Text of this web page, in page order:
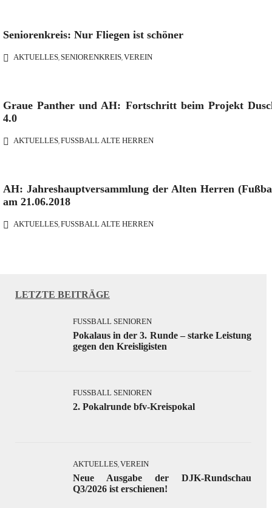
Seniorenkreis: Nur Fliegen ist schöner
AKTUELLES, SENIORENKREIS, VEREIN
Graue Panther und AH: Fortschritt beim Projekt
4.0
AKTUELLES, FUSSBALL ALTE HERREN
AH: Jahreshauptversammlung der Alten Herren
am 21.06.2018
AKTUELLES, FUSSBALL ALTE HERREN
LETZTE BEITRÄGE
FUSSBALL SENIOREN
Pokalaus in der 3. Runde – starke Leistung
gegen den Kreisligisten
FUSSBALL SENIOREN
2. Pokalrunde bfv-Kreispokal
AKTUELLES, VEREIN
Neue Ausgabe der DJK-Rundschau
Q3/2026 ist erschienen!